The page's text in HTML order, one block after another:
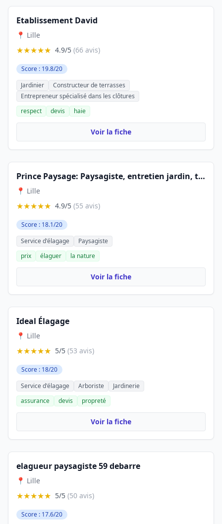
Etablissement David
📍 Lille
★★★★★ 4.9/5 (66 avis)
Score : 19.8/20
Jardinier
Constructeur de terrasses
Entrepreneur spécialisé dans les clôtures
respect
devis haie
Voir la fiche
Prince Paysage: Paysagiste, entretien jardin, taille de haie, travaux d'élagage, abattage d'arbres à Lille Nord 59
📍 Lille
★★★★★ 4.9/5 (55 avis)
Score : 18.1/20
Service d'élagage
Paysagiste
prix
élaguer la nature
Voir la fiche
Ideal Élagage
📍 Lille
★★★★★ 5/5 (53 avis)
Score : 18/20
Service d'élagage
Arboriste
Jardinerie
assurance
devis propreté
Voir la fiche
elagueur paysagiste 59 debarre
📍 Lille
★★★★★ 5/5 (50 avis)
Score : 17.6/20